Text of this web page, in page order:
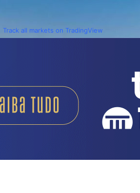
Track all markets on TradingView